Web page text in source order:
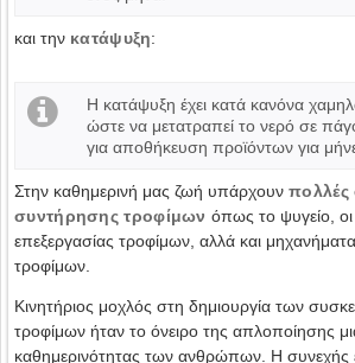
και την κατάψυξη:
Η κατάψυξη έχει κατά κανόνα
ώστε να μετατραπεί το νερό σε
για αποθήκευση προϊόντων για
Στην καθημερινή μας ζωή υπάρχουν πολλές
συντήρησης τροφίμων όπως το ψυγείο,
επεξεργασίας τροφίμων, αλλά και
τροφίμων.
Κινητήριος μοχλός στη δημιουργία των
τροφίμων ήταν το όνειρο της απλοποίησης
καθημερινότητας των ανθρώπων. Η συνεχής